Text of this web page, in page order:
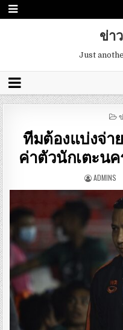
ข่า
Just
ทีมต้องแบ่งจ่า
ค่าตัวนักเตะน
ADMINS